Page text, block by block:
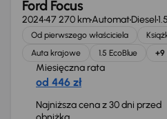
Ford Focus
202447 270 kmAutomatDiesel
Od pierwszego właściciela
Auta krajowe
1.5 EcoBlue +9
Miesięczna rata
od 446 zł
Najniższa cena z 30 dni przed